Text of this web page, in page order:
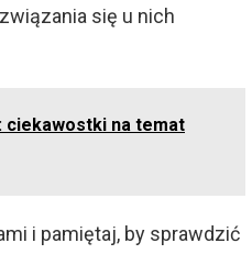
się u nich
ciekawostki na temat
i pamiętaj, by sprawdzić